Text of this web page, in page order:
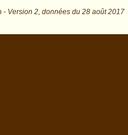
- Version 2, données du 28 août 2017